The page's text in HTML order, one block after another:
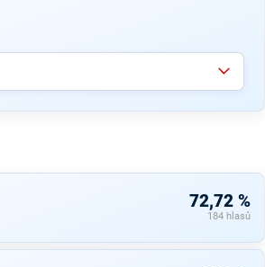
72,72 %
184 hlasů